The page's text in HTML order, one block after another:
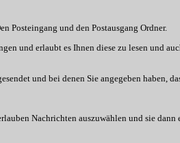
Posteingang und den Postausgang Ordner.
und erlaubt es Ihnen diese zu lesen und
und bei denen Sie angegeben haben,
Nachrichten auszuwählen und sie